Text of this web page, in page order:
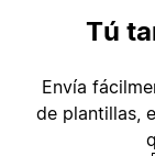
Tú
Envía
de plantillas,